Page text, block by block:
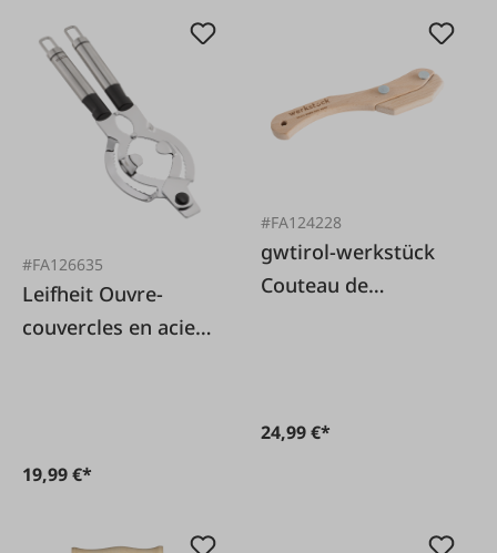
#FA126635
Leifheit Ouvre-
couvercles en acier
19,99 €*
#FA124228
gwtirol-werkstück
Couteau de
24,99 €*